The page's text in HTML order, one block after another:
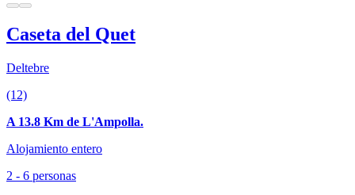
Caseta del Quet
Deltebre
(12)
A 13.8 Km de L'Ampolla.
Alojamiento entero
2 - 6 personas